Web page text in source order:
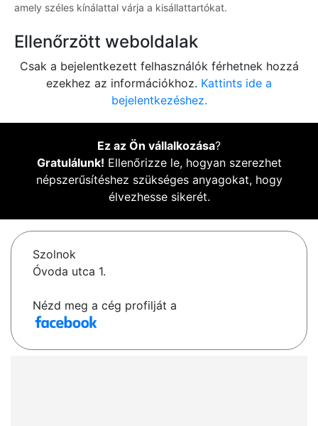
amely széles kínálattal várja a kisállattartókat.
Ellenőrzött weboldalak
Csak a bejelentkezett felhasználók férhetnek hozzá
ezekhez az információkhoz. Kattints ide a
bejelentkezéshez.
Ez az Ön vállalkozása?
Gratulálunk! Ellenőrizze le, hogyan szerezhet
népszerűsítéshez szükséges anyagokat, hogy
élvezhesse sikerét.
Szolnok
Óvoda utca 1.
Nézd meg a cég profilját a